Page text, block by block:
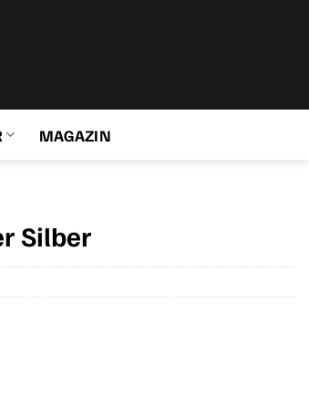
MAGAZIN
Silber